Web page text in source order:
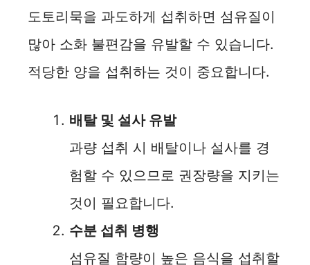
도토리묵을 과도하게 섭취하면 섬유질이
많아 소화 불편감을 유발할 수 있습니다.
적당한 양을 섭취하는 것이 중요합니다.
배탈 및 설사 유발
과량 섭취 시 배탈이나 설사를 경
험할 수 있으므로 권장량을 지키는
것이 필요합니다.
수분 섭취 병행
섬유질 함량이 높은 음식을 섭취할